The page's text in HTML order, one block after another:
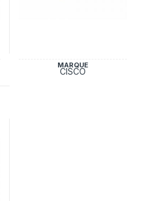
MARQUE
CISCO